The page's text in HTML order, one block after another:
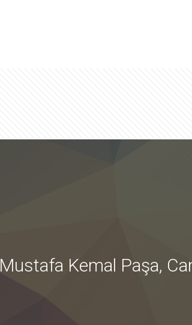
Mustafa Kemal Paşa,